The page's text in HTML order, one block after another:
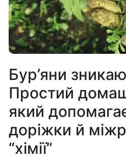
Бур’яни
Простий
який
доріжки й
“хімії”